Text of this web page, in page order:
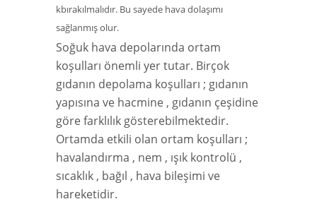
kbırakılmalıdır. Bu sayede hava dolaşımı
sağlanmış olur.
Soğuk hava depolarında ortam
koşulları önemli yer tutar. Birçok
gıdanın depolama koşulları ; gıdanın
yapısına ve hacmine , gıdanın çeşidine
göre farklılık gösterebilmektedir.
Ortamda etkili olan ortam koşulları ;
havalandırma , nem , ışık kontrolü ,
sıcaklık , bağıl , hava bileşimi ve
hareketidir.